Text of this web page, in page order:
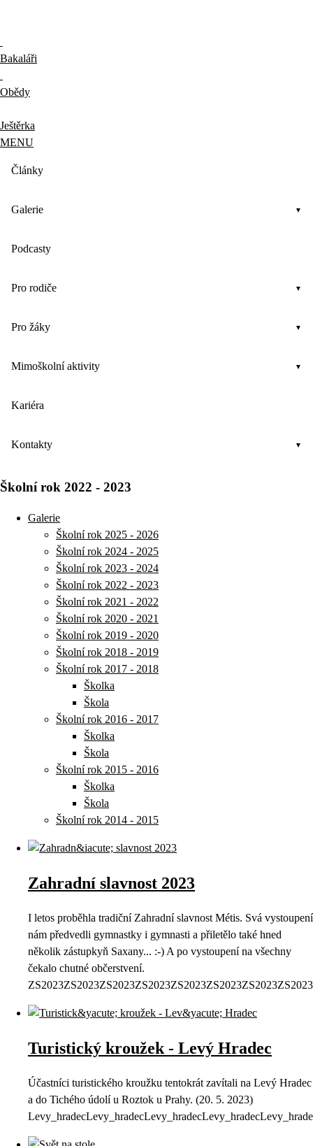
Bakaláři
Obědy
Ještěrka
MENU
Články
Galerie
Podcasty
Pro rodiče
Pro žáky
Mimoškolní aktivity
Kariéra
Kontakty
Školní rok 2022 - 2023
Galerie
Školní rok 2025 - 2026
Školní rok 2024 - 2025
Školní rok 2023 - 2024
Školní rok 2022 - 2023
Školní rok 2021 - 2022
Školní rok 2020 - 2021
Školní rok 2019 - 2020
Školní rok 2018 - 2019
Školní rok 2017 - 2018
Školka
Škola
Školní rok 2016 - 2017
Školka
Škola
Školní rok 2015 - 2016
Školka
Škola
Školní rok 2014 - 2015
Zahradní slavnost 2023
I letos proběhla tradiční Zahradní slavnost Métis. Svá vystoupení
nám předvedli gymnastky i gymnasti a přiletělo také hned
několik zástupkyň Saxany... :-) A po vystoupení na všechny
čekalo chutné občerstvení.
Turistický kroužek - Levý Hradec
Účastníci turistického kroužku tentokrát zavítali na Levý Hradec
a do Tichého údolí u Roztok u Prahy. (20. 5. 2023)